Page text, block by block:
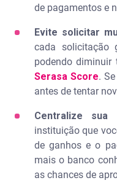
de pagamentos e
Evite solicitar
cada solicitação
podendo diminuir
Serasa Score.
antes de tentar
Centralize sua
instituição que
de ganhos e o
mais o banco
as chances de